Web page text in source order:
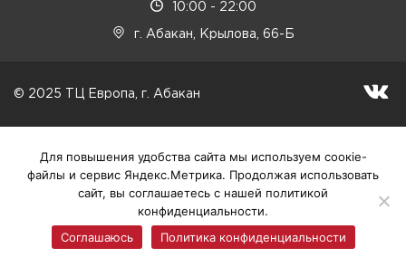
10:00 - 22:00
г. Абакан, Крылова, 66-Б
© 2025 ТЦ Европа, г. Абакан
Для повышения удобства сайта мы используем соокіе-
файлы и сервис Яндекс.Метрика. Продолжая использовать
сайт, вы соглашаетесь с нашей политикой
конфиденциальности.
Соглашаюсь
Политика конфиденциальности